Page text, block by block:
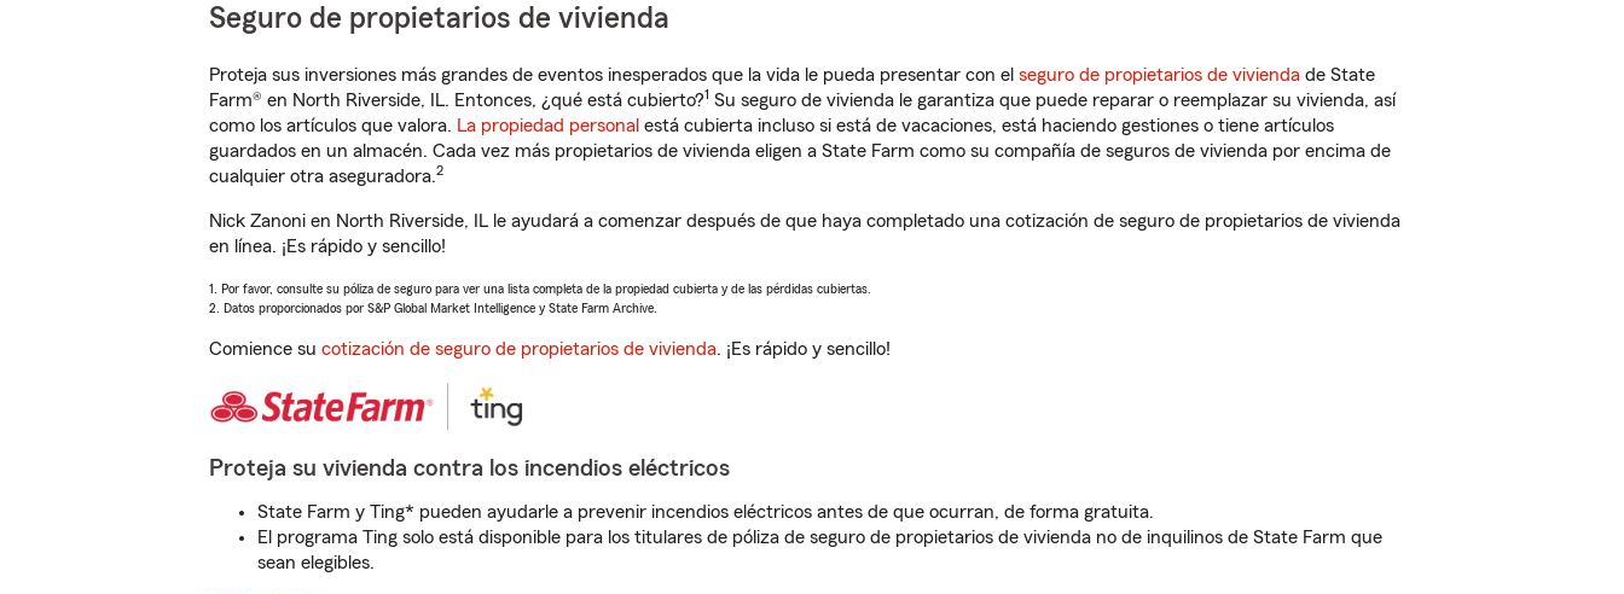
Seguro de propietarios de vivienda
Proteja sus inversiones más grandes de eventos inesperados que la vida le pueda presentar con el seguro de propietarios de vivienda de State
Farm® en North Riverside, IL. Entonces, ¿qué está cubierto?1 Su seguro de vivienda le garantiza que puede reparar o reemplazar su vivienda, así
como los artículos que valora. La propiedad personal está cubierta incluso si está de vacaciones, está haciendo gestiones o tiene artículos
guardados en un almacén. Cada vez más propietarios de vivienda eligen a State Farm como su compañía de seguros de vivienda por encima de
cualquier otra aseguradora.2
Nick Zanoni en North Riverside, IL le ayudará a comenzar después de que haya completado una cotización de seguro de propietarios de vivienda
en línea. ¡Es rápido y sencillo!
1. Por favor, consulte su póliza de seguro para ver una lista completa de la propiedad cubierta y de las pérdidas cubiertas.
2. Datos proporcionados por S&P Global Market Intelligence y State Farm Archive.
Comience su cotización de seguro de propietarios de vivienda. ¡Es rápido y sencillo!
Proteja su vivienda contra los incendios eléctricos
State Farm y Ting* pueden ayudarle a prevenir incendios eléctricos antes de que ocurran, de forma gratuita.
El programa Ting solo está disponible para los titulares de póliza de seguro de propietarios de vivienda no de inquilinos de State Farm que
sean elegibles.